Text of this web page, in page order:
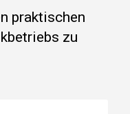
praktischen
zu